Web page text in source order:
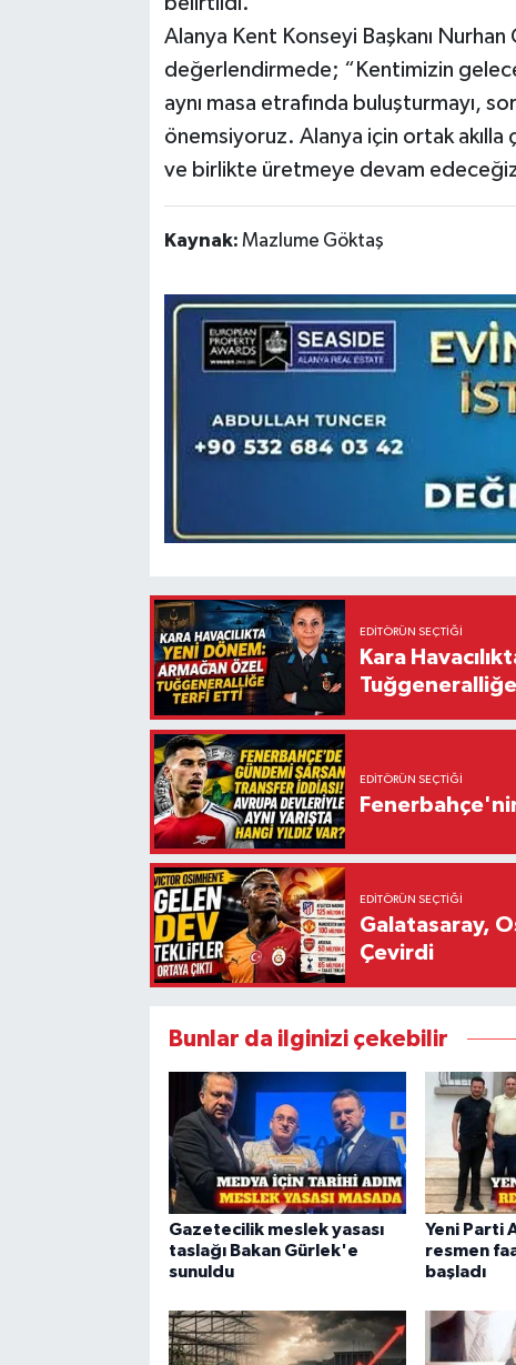
Alanya Kent Konseyi Başkanı
değerlendirmede; “Kentimizin
aynı masa etrafında buluşturmayı,
önemsiyoruz. Alanya için ortak akılla
ve birlikte üretmeye devam
Kaynak: Mazlume Göktaş
EDITÖRÜN SEÇTIĞI
Kara
EDITÖRÜN SEÇTIĞI
EDITÖRÜN SEÇTIĞI
Galatasaray,
Çevirdi
Bunlar da ilginizi çekebilir
Gazetecilik meslek yasası
taslağı Bakan Gürlek'e
sunuldu
Yeni Parti
resmen
başladı